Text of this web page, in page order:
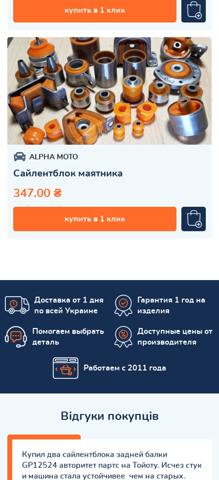
купить в 1 клик
ALPHA MOTO
Cайлентблок маятника
347.00 ₴
купить в 1 клик
Доставка от 1 дня
по всей Украине
Гарантия 1 год на
изделия
Помогаем выбрать
деталь
Доступные цены от
производителя
Работаем с 2011 года
Відгуки покупців
Купил два сайлентблока задней балки
GP12524 авторитет партс на Тойоту. Исчез стук
и машина стала устойчивее чем на старых.